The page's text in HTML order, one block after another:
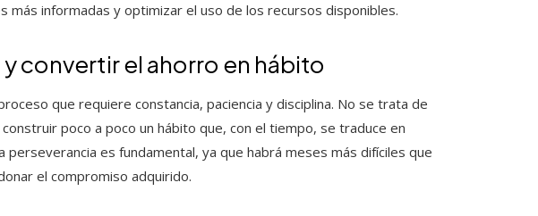
más informadas y optimizar el uso de los recursos disponibles.
convertir el ahorro en hábito
que requiere constancia, paciencia y disciplina. No se trata de
poco a poco un hábito que, con el tiempo, se traduce en
perseverancia es fundamental, ya que habrá meses más difíciles que
el compromiso adquirido.